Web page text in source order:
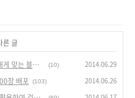
른 글
성공적인 블로그 만드는 방법 [1-N] - 내게 맞는 블로그를 선택하자 - 네이버 블로그 편 (10) 2014.06.29
장 배포 (103) 2014.06.26